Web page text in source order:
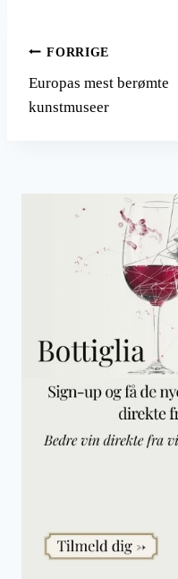
FORRIGE
Europas mest berømte
kunstmuseer